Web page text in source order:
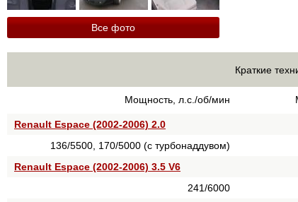
Все фото
Краткие
Мощность, л.с./об/мин
Renault Espace (2002-2006) 2.0
136/5500, 170/5000 (с турбонаддувом)
Renault Espace (2002-2006) 3.5 V6
241/6000